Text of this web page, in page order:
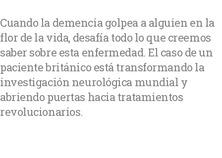
Cuando la demencia golpea a alguien en la
flor de la vida, desafía todo lo que creemos
saber sobre esta enfermedad. El caso de un
paciente británico está transformando la
investigación neurológica mundial y
abriendo puertas hacia tratamientos
revolucionarios.